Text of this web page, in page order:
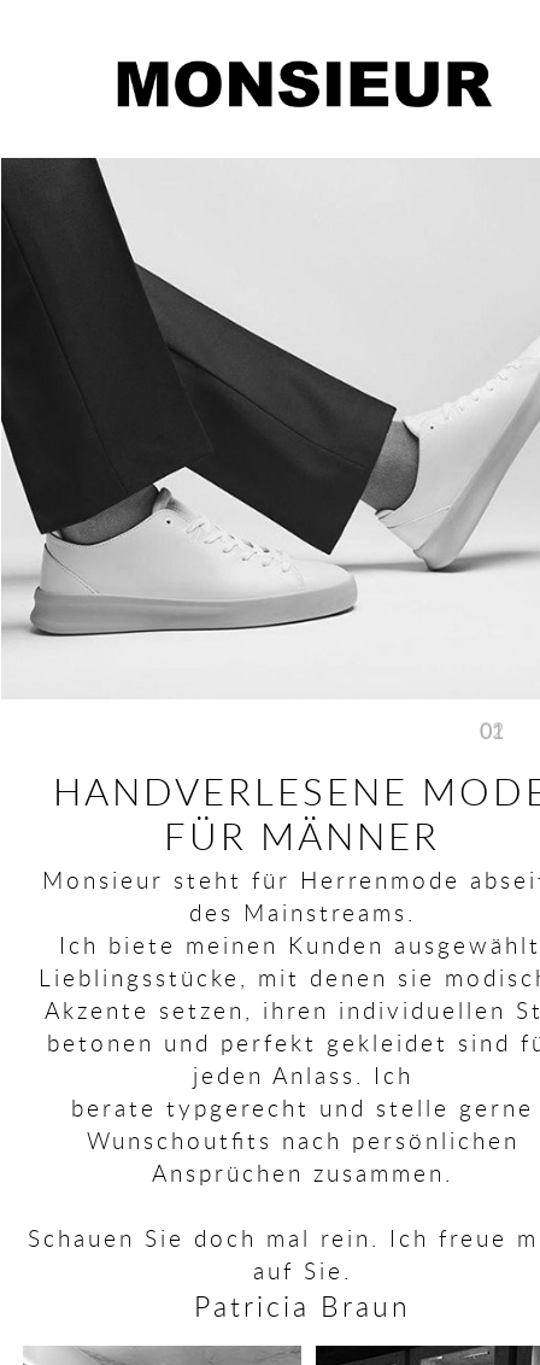
01
02
HANDVERLESENE
FÜR MÄNNER
Monsieur steht für Herrenmode
des Mainstreams.
Ich biete meinen Kunden
Lieblingsstücke, mit denen sie
Akzente setzen, ihren individuellen
betonen und perfekt gekleidet sind
jeden Anlass. Ich
berate typgerecht und stelle gerne
Wunschoutfits nach persönlichen
Ansprüchen zusammen.
Schauen Sie doch mal rein. Ich freue
auf Sie.
Patricia Braun